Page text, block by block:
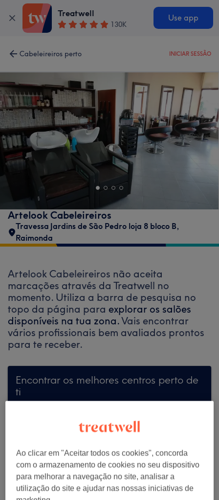
Treatwell
130K
Use app
Cabeleireiros perto INICIAR SESSÃO
Artelook Cabeleireiros
Travessa Jardins de São Pedro loja 8 bloco B,
Raimonda
Artelook Cabeleireiros não aceita
marcações através da Treatwell no
momento. Utiliza a barra de pesquisa no
topo da página para explorar os salões
disponíveis na tua zona.Vais encontrar
vários profissionais bem avaliados prontos
para te receber.
Encontrar os melhores centros perto de
ti
Procurar Treatwell
Procurar mais centros
Ao clicar em "Aceitar todos os cookies", concorda
com o armazenamento de cookies no seu dispositivo
para melhorar a navegação no site, analisar a
utilização do site e ajudar nas nossas iniciativas de